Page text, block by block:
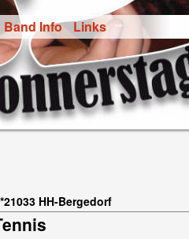
Band Info Links
HH-Bergedorf